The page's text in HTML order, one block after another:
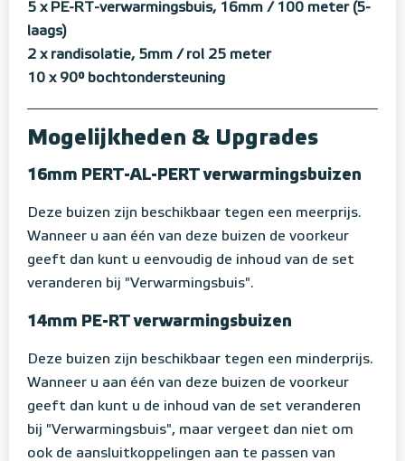
5 x PE-RT-verwarmingsbuis, 16mm / 100 meter (5-
laags)
2 x randisolatie, 5mm / rol 25 meter
10 x 90° bochtondersteuning
Mogelijkheden & Upgrades
16mm PERT-AL-PERT verwarmingsbuizen
Deze buizen zijn beschikbaar tegen een meerprijs.
Wanneer u aan één van deze buizen de voorkeur
geeft dan kunt u eenvoudig de inhoud van de set
veranderen bij "Verwarmingsbuis".
14mm PE-RT verwarmingsbuizen
Deze buizen zijn beschikbaar tegen een minderprijs.
Wanneer u aan één van deze buizen de voorkeur
geeft dan kunt u de inhoud van de set veranderen
bij "Verwarmingsbuis", maar vergeet dan niet om
ook de aansluitkoppelingen aan te passen van